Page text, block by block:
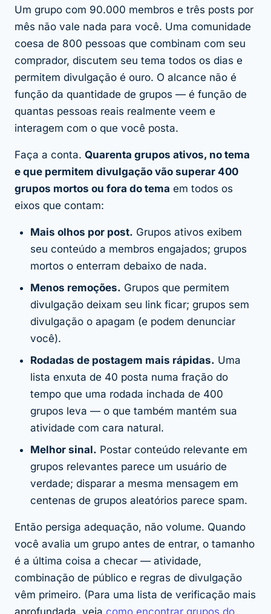
Um grupo com 90.000 membros e três posts por
mês não vale nada para você. Uma comunidade
coesa de 800 pessoas que combinam com seu
comprador, discutem seu tema todos os dias e
permitem divulgação é ouro. O alcance não é
função da quantidade de grupos — é função de
quantas pessoas reais realmente veem e
interagem com o que você posta.
Faça a conta. Quarenta grupos ativos, no tema
e que permitem divulgação vão superar 400
grupos mortos ou fora do tema em todos os
eixos que contam:
Mais olhos por post. Grupos ativos exibem
seu conteúdo a membros engajados; grupos
mortos o enterram debaixo de nada.
Menos remoções. Grupos que permitem
divulgação deixam seu link ficar; grupos sem
divulgação o apagam (e podem denunciar
você).
Rodadas de postagem mais rápidas. Uma
lista enxuta de 40 posta numa fração do
tempo que uma rodada inchada de 400
grupos leva — o que também mantém sua
atividade com cara natural.
Melhor sinal. Postar conteúdo relevante em
grupos relevantes parece um usuário de
verdade; disparar a mesma mensagem em
centenas de grupos aleatórios parece spam.
Então persiga adequação, não volume. Quando
você avalia um grupo antes de entrar, o tamanho
é a última coisa a checar — atividade,
combinação de público e regras de divulgação
vêm primeiro. (Para uma lista de verificação mais
aprofundada, veja como encontrar grupos do